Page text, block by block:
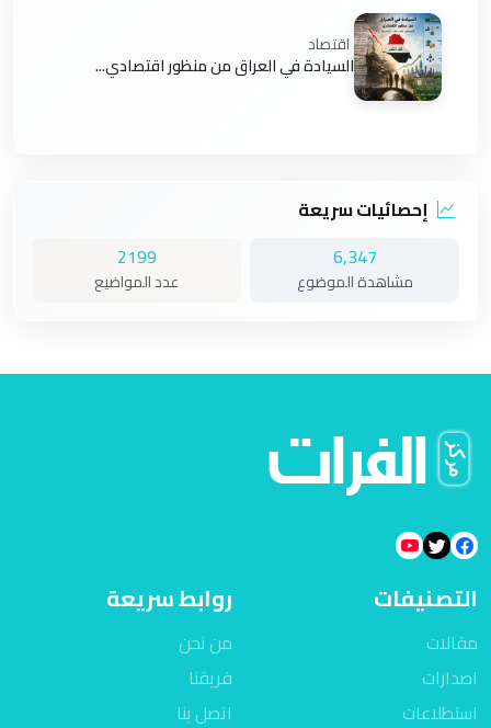
اقتصاد
السيادة في العراق من منظور اقتصادي...
إحصائيات سريعة
6,347
مشاهدة الموضوع
2199
عدد المواضيع
التصنيفات
مقالات
اصدارات
استطلاعات
روابط سريعة
من نحن
فريقنا
اتصل بنا